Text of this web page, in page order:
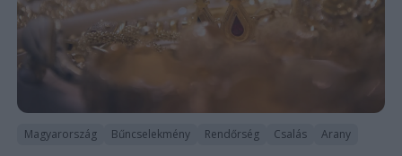
Magyarország Bűncselekmény Rendőrség Csalás Arany